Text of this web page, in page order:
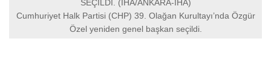
SEÇİLDİ. (İHA/ANKARA-İHA)
Cumhuriyet Halk Partisi (CHP) 39. Olağan Kurultayı’nda Özgür
Özel yeniden genel başkan seçildi.